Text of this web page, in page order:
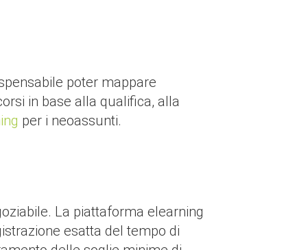
poter mappare
in base alla qualifica, alla
per i neoassunti.
La piattaforma elearning
esatta del tempo di